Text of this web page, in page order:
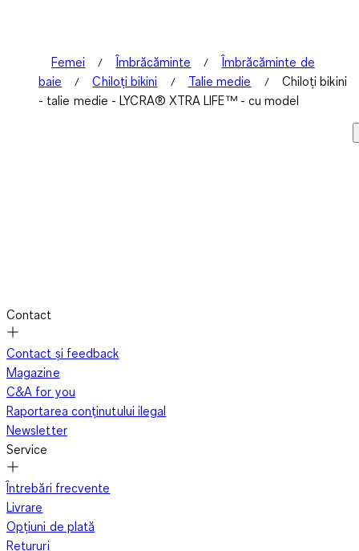
Femei Îmbrăcăminte
Îmbrăcăminte de
baie
Chiloți bikini Talie medie
Chiloți bikini
- talie medie - LYCRA® XTRA LIFE™ - cu model
Contact
Contact și feedback
Magazine
C&A for you
Raportarea conținutului ilegal
Newsletter
Service
Întrebări frecvente
Livrare
Opțiuni de plată
Retururi